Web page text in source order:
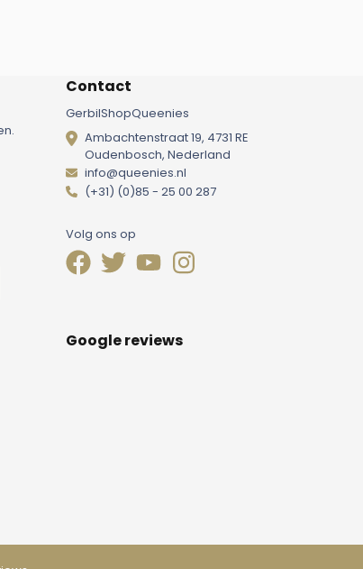
Contact
GerbilShopQueenies
Ambachtenstraat 19, 4731 RE
Oudenbosch, Nederland
info@queenies.nl
(+31) (0)85 - 25 00 287
Volg ons op
Google reviews